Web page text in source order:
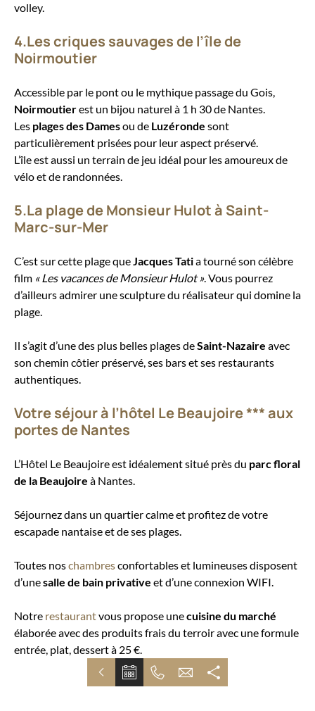
volley.
4.Les criques sauvages de l’île de
Noirmoutier
Accessible par le pont ou le mythique passage du Gois,
Noirmoutierest un bijou naturel à 1 h 30 de Nantes.
Les plages des Damesou de Luzéronde sont
particulièrement prisées pour leur aspect préservé.
L’île est aussi un terrain de jeu idéal pour les amoureux de
vélo et de randonnées.
5.La plage de Monsieur Hulot à Saint-
Marc-sur-Mer
C’est sur cette plage queJacques Tatia tourné son célèbre
film « Les vacances de Monsieur Hulot ». Vous pourrez
d’ailleurs admirer une sculpture du réalisateur qui domine la
plage.
Il s’agit d’une des plus belles plages deSaint-Nazaire avec
son chemin côtier préservé, ses bars et ses restaurants
authentiques.
Votre séjour à l’hôtel Le Beaujoire *** aux
portes de Nantes
L’Hôtel Le Beaujoire est idéalement situé près du parc floral
de la Beaujoire à Nantes.
Séjournez dans un quartier calme et profitez de votre
escapade nantaise et de ses plages.
Toutes noschambresconfortables et lumineuses disposent
d’unesalle de bain privative et d’une connexion WIFI.
Notre restaurantvous propose unecuisine du marché
élaborée avec des produits frais du terroir avec une formule
entrée, plat, dessert à 25 €.